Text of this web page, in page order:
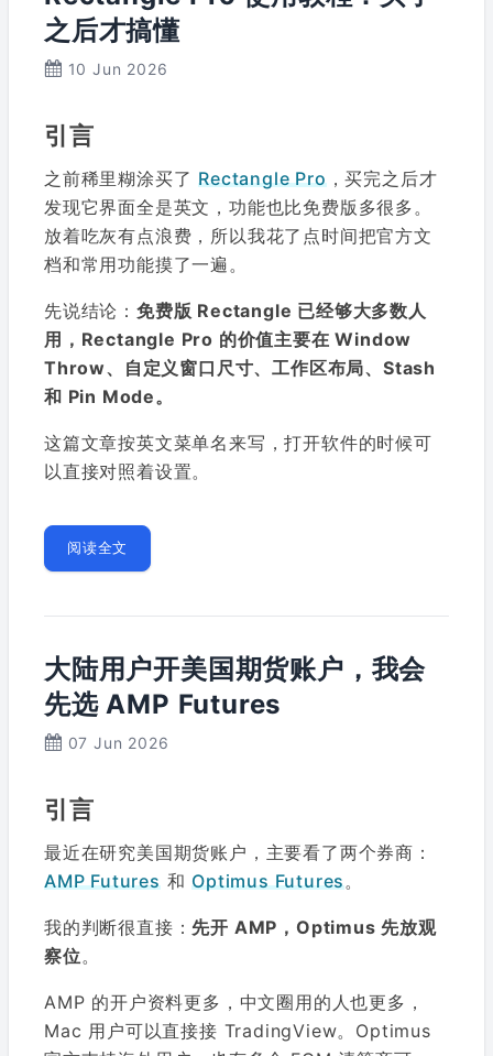
之后才搞懂
10 Jun 2026
引言
之前稀里糊涂买了Rectangle Pro，买完之后才
发现它界面全是英文，功能也比免费版多很多。
放着吃灰有点浪费，所以我花了点时间把官方文
档和常用功能摸了一遍。
先说结论： 免费版 Rectangle 已经够大多数人
用，Rectangle Pro 的价值主要在 Window
Throw、自定义窗口尺寸、工作区布局、Stash
和 Pin Mode。
这篇文章按英文菜单名来写，打开软件的时候可
以直接对照着设置。
阅读全文
大陆用户开美国期货账户，我会
先选 AMP Futures
07 Jun 2026
引言
最近在研究美国期货账户，主要看了两个券商：
AMP Futures和Optimus Futures。
我的判断很直接： 先开 AMP，Optimus 先放观
察位。
AMP 的开户资料更多，中文圈用的人也更多，
Mac 用户可以直接接 TradingView。Optimus